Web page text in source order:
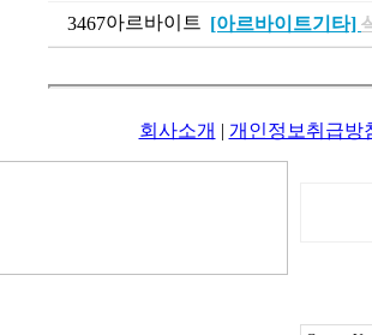
3467아르바이트 [아르바이트기타]
회사소개 | 개인정보취급방